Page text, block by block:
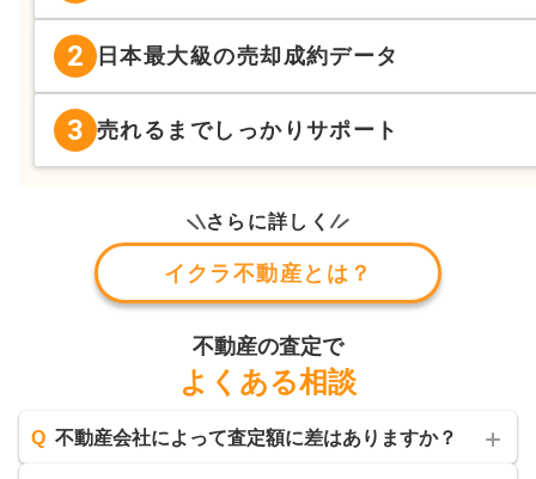
2 日本最大級の売却成約データ
3 売れるまでしっかりサポート
さらに詳しく
イクラ不動産とは？
不動産の査定で
よくある相談
Q 不動産会社によって査定額に差はありますか？